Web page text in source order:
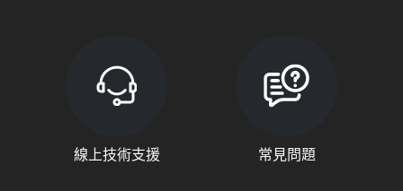
線上技術支援 常見問題